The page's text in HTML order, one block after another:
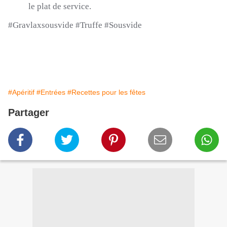
le plat de service.
#Gravlaxsousvide #Truffe #Sousvide
#Apéritif #Entrées #Recettes pour les fêtes
Partager